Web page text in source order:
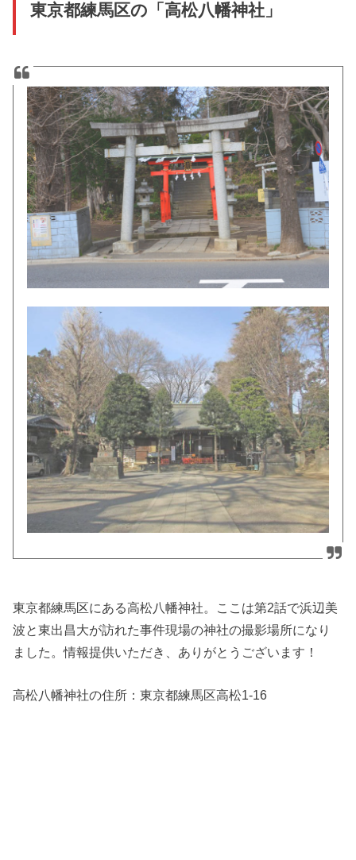
東京都練馬区の「高松八幡神社」
東京都練馬区にある高松八幡神社。ここは第2話で浜辺美
波と東出昌大が訪れた事件現場の神社の撮影場所になり
ました。情報提供いただき、ありがとうございます！
高松八幡神社の住所：東京都練馬区高松1-16